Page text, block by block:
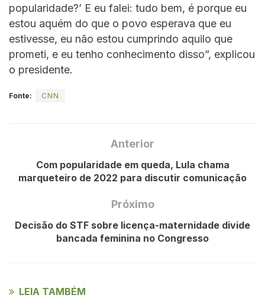
popularidade?’ E eu falei: tudo bem, é porque eu
estou aquém do que o povo esperava que eu
estivesse, eu não estou cumprindo aquilo que
prometi, e eu tenho conhecimento disso”, explicou
o presidente.
Fonte: CNN
Anterior
Com popularidade em queda, Lula chama
marqueteiro de 2022 para discutir comunicação
Próximo
Decisão do STF sobre licença-maternidade divide
bancada feminina no Congresso
LEIA TAMBÉM